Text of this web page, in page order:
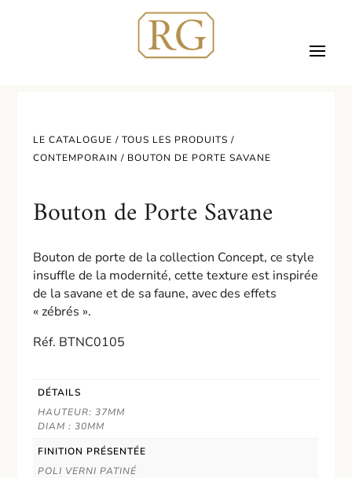
LE CATALOGUE /TOUS LES PRODUITS /
CONTEMPORAIN / BOUTON DE PORTE SAVANE
Bouton de Porte Savane
Bouton de porte de la collection Concept, ce style
insuffle de la modernité, cette texture est inspirée
de la savane et de sa faune, avec des effets
« zébrés ».
Réf. BTNC0105
DÉTAILS
HAUTEUR: 37MM
DIAM : 30MM
FINITION PRÉSENTÉE
POLI VERNI PATINÉ